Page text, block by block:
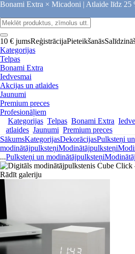
Bonami Extra × Micadoni | Atlaide līdz 25
10 € jumsReģistrācijaPieteikšanās
Kategorijas
Telpas
Bonami Extra
Iedvesmai
Akcijas un atlaides
Jaunumi
Premium preces
Profesionāļiem
Kategorijas Telpas Bonami Extra
atlaides Jaunumi Premium preces
SākumsKategorijasDekorācijasPulksteņi un
modinātājpulksteņiModinātājpulksteņi
...Pulksteņi un modinātājpulksteņi
Rādīt galeriju